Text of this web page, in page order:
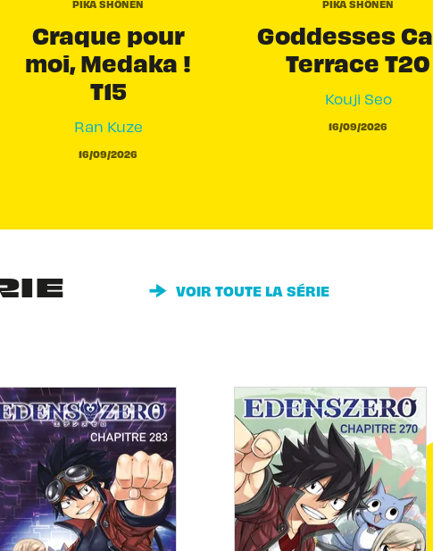
PIKA SHÔNEN
Craque pour
moi, Medaka !
T15
Ran Kuze
16/09/2026
PIKA SHÔNEN
Goddesses
Terrace T20
Kouji Seo
16/09/2026
VOIR TOUTE LA SÉRIE